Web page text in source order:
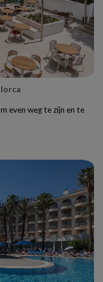
even weg te zijn en te